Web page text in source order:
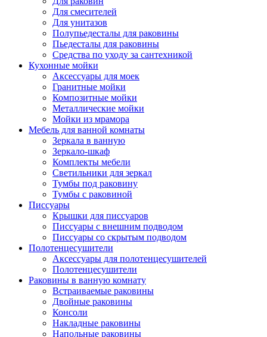
Для смесителей
Для унитазов
Полупьедесталы для раковины
Пьедесталы для раковины
Средства по уходу за сантехникой
Кухонные мойки
Аксессуары для моек
Гранитные мойки
Композитные мойки
Металлические мойки
Мойки из мрамора
Мебель для ванной комнаты
Зеркала в ванную
Зеркало-шкаф
Комплекты мебели
Светильники для зеркал
Тумбы под раковину
Тумбы с раковиной
Писсуары
Крышки для писсуаров
Писсуары с внешним подводом
Писсуары со скрытым подводом
Полотенцесушители
Аксессуары для полотенцесушителей
Полотенцесушители
Раковины в ванную комнату
Встраиваемые раковины
Двойные раковины
Консоли
Накладные раковины
Напольные раковины